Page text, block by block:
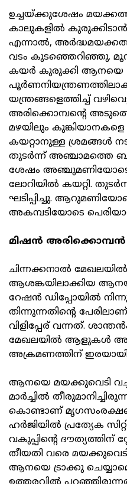
ഉച്ചയ്ക്കുശേഷം
കാലുകളില്‍ കുരുക്കിടാന്‍
എന്നാല്‍,
വടം കുടഞ്ഞെറിഞ്ഞു.
കയര്‍ കുരുക്കി ആനയെ
യന്ത്രങ്ങളെത്തിച്ച്
അരിക്കൊമ്പന്റെ
മഴയിലും
കയറ്റാനുള്ള ശ്രമങ്ങള്‍
തുടര്‍ന്ന് അഞ്ചാമത്തെ
ശേഷം
ലോറിയില്‍ കയറ്റി.
ഘടിപ്പിച്ചു.
അകമ്പടിയോടെ
മിഷന്‍ അരിക്കൊമ്പന്‍
ചിന്നക്കനാല്‍
ആശങ്കയിലാക്കിയ
റേഷന്‍ ഡിപ്പോയില്‍
തിന്നുന്നതിന്റെ
വിളിപ്പേര് വന്നത്.
മേഖലയില്‍ ആളുകള്‍
അക്രമണത്തിന്
ആനയെ മയക്കുവെടി
മാര്‍ച്ചില്‍
കൊണ്ടാണ്
ഹര്‍ജിയില്‍ പ്രത്യേക
വകുപ്പിന്റെ ദൗത്യത്തിന്
തീയതി വരെ
ആനയെ ട്രാക്കു